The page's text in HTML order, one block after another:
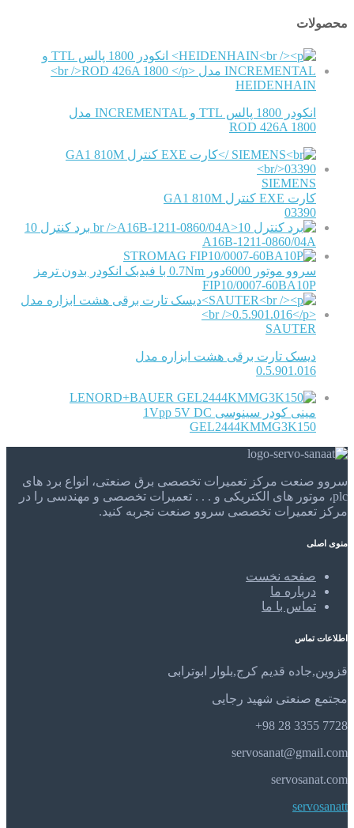
محصولات
HEIDENHAIN
انکودر 1800 پالس TTL و INCREMENTAL مدل
ROD 426A 1800
SIEMENS
کارت EXE کنترل GA1 810M
03390
برد کنترل 10
A16B-1211-0860/04A
STROMAG
سروو موتور 6000دور 0.7Nm با فیدبک انکودر بدون ترمز
FIP10/0007-60BA10P
SAUTER
دیسک تارت برقی هشت ابزاره مدل
0.5.901.016
LENORD+BAUER
مینی کودر سینوسی 1Vpp 5V DC
GEL2444KMMG3K150
سروو صنعت مرکز تعمیرات تخصصی برق صنعتی، انواع برد های
plc، موتور های الکتریکی و . . . تعمیرات تخصصی و مهندسی را در
مرکز تعمیرات تخصصی سروو صنعت تجربه کنید.
منوی اصلی
صفحه نخست
درباره ما
تماس با ما
اطلاعات تماس
قزوین,جاده قدیم کرج,بلوار ابوترابی
مجتمع صنعتی شهید رجایی
7728 3355 28 98+
servosanat@gmail.com
servosanat.com
servosanatt